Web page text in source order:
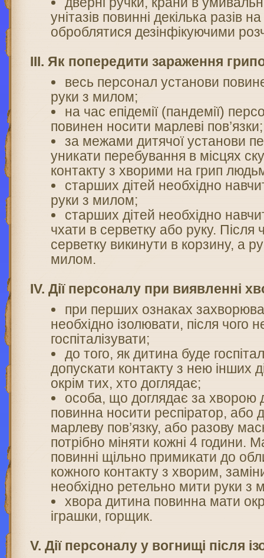
унітазів повинні декілька разів
оброблятися дезінфікуючими
ІІІ. Як попередити зараження
весь персонал установи
руки з милом;
на час епідемії (пандемії)
повинен носити марлеві пов’язки;
за межами дитячої установи
уникати перебування в місцях
контакту з хворими на грип
старших дітей необхідно
руки з милом;
старших дітей необхідно
чхати в серветку або руку. Після
серветку викинути в корзину, а
милом.
ІV. Дії персоналу при виявленні
при перших ознаках
необхідно ізолювати, після чого
госпіталізувати;
до того, як дитина буде
допускати контакту з нею інших
окрім тих, хто доглядає;
особа, що доглядає за хворою
повинна носити респіратор, або
марлеву пов’язку, або разову
потрібно міняти кожні 4 години.
повинні щільно примикати до
кожного контакту з хворим,
необхідно ретельно мити руки з
хвора дитина повинна мати
іграшки, горщик.
V. Дії персоналу у вогнищі після